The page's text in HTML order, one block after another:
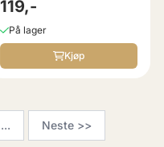
119,-
På lager
Kjøp
... Neste >>